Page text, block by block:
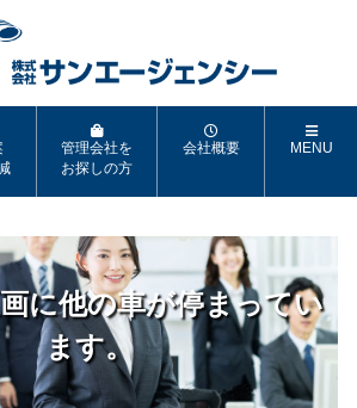
管理会社を
お探しの方
会社概要 MENU
に他の車が停まってい
ます。